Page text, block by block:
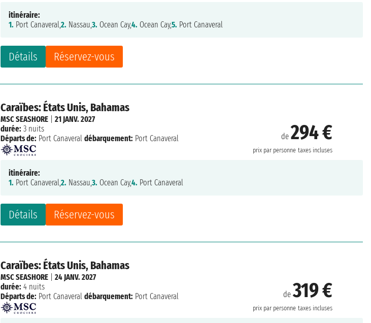
Détails Réservez-vous
itinéraire:
1. Port Canaveral,2. Nassau,3. Ocean Cay,4. Ocean Cay,5. Port Canaveral
Caraïbes: États Unis, Bahamas
de294 €
prix par personne taxes incluses
Détails Réservez-vous
MSC SEASHORE |21 JANV. 2027
durée: 3 nuits
Départs de: Port Canaveral débarquement: Port Canaveral
itinéraire:
1. Port Canaveral,2. Nassau,3. Ocean Cay,4. Port Canaveral
Caraïbes: États Unis, Bahamas
de319 €
prix par personne taxes incluses
MSC SEASHORE |24 JANV. 2027
durée: 4 nuits
Départs de: Port Canaveral débarquement: Port Canaveral